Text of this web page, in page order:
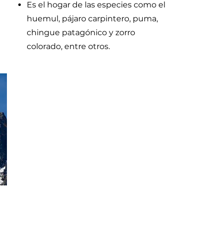
Es el hogar de las especies como el
huemul, pájaro carpintero, puma,
chingue patagónico y zorro
colorado, entre otros.